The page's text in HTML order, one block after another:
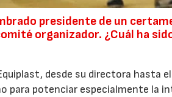
presidente de un
organizador. ¿Cuál ha
desde su directora hasta
para potenciar especialmente la